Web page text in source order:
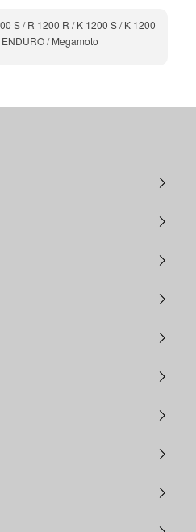
S / R 1200 R / K 1200 S / K 1200
/ Megamoto